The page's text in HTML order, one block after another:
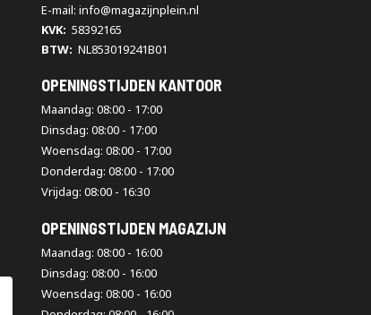
E-mail: info@magazijnplein.nl
KVK: 58392165
BTW: NL853019241B01
OPENINGSTIJDEN KANTOOR
Maandag: 08:00 - 17:00
Dinsdag: 08:00 - 17:00
Woensdag: 08:00 - 17:00
Donderdag: 08:00 - 17:00
Vrijdag: 08:00 - 16:30
OPENINGSTIJDEN MAGAZIJN
Maandag: 08:00 - 16:00
Dinsdag: 08:00 - 16:00
Woensdag: 08:00 - 16:00